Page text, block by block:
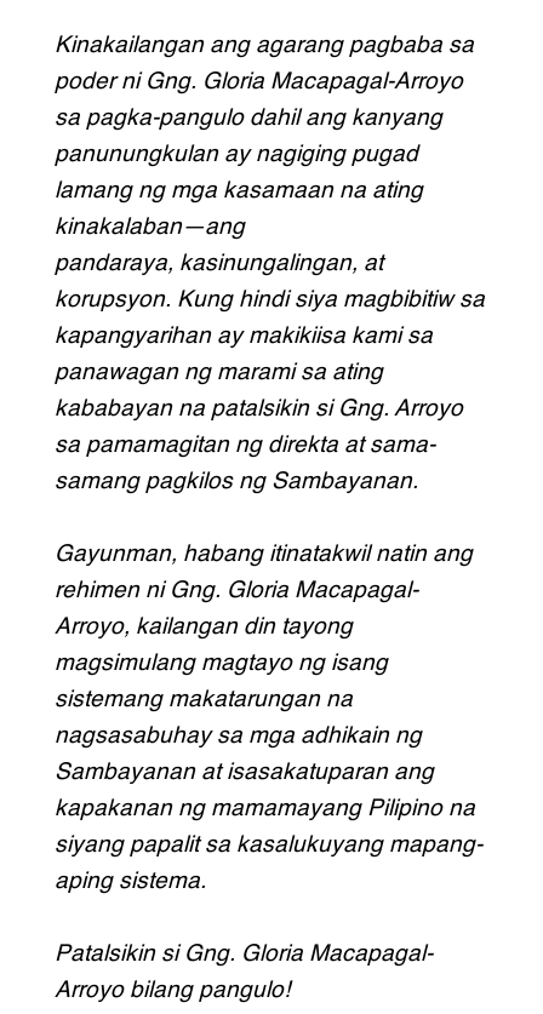
Kinakailangan ang agarang pagbaba sa
poder ni Gng. Gloria Macapagal-Arroyo
sa pagka-pangulo dahil ang kanyang
panunungkulan ay nagiging pugad
lamang ng mga kasamaan na ating
kinakalaban—ang
pandaraya, kasinungalingan, at
korupsyon. Kung hindi siya magbibitiw sa
kapangyarihan ay makikiisa kami sa
panawagan ng marami sa ating
kababayan na patalsikin si Gng. Arroyo
sa pamamagitan ng direkta at sama-
samang pagkilos ng Sambayanan.
Gayunman, habang itinatakwil natin ang
rehimen ni Gng. Gloria Macapagal-
Arroyo, kailangan din tayong
magsimulang magtayo ng isang
sistemang makatarungan na
nagsasabuhay sa mga adhikain ng
Sambayanan at isasakatuparan ang
kapakanan ng mamamayang Pilipino na
siyang papalit sa kasalukuyang mapang-
aping sistema.
Patalsikin si Gng. Gloria Macapagal-
Arroyo bilang pangulo!